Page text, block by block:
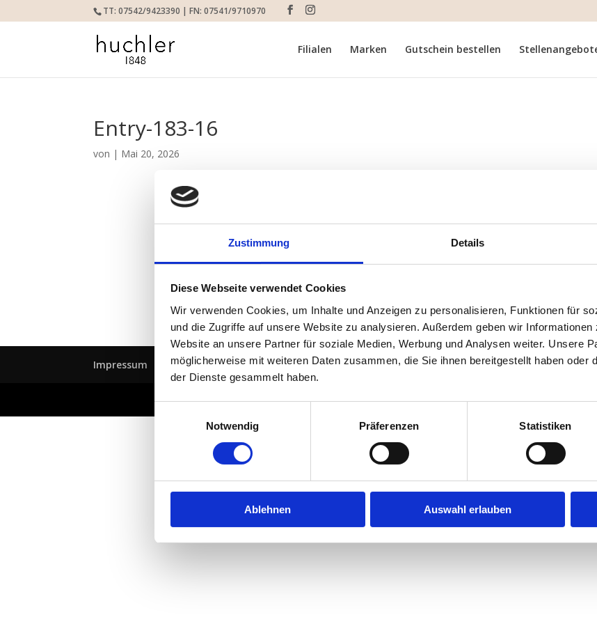
Zustimmung Details
Diese Webseite verwendet Cookies
Wir verwenden Cookies, um Inhalte und Anzeigen zu personalisieren, Funktionen für
und die Zugriffe auf unsere Website zu analysieren. Außerdem geben wir
Website an unsere Partner für soziale Medien, Werbung und Analysen weiter. Unsere
möglicherweise mit weiteren Daten zusammen, die Sie ihnen bereitgestellt haben oder
der Dienste gesammelt haben.
Notwendig
Präferenzen Statistiken
Ablehnen Auswahl erlauben
TT: 07542/9423390 | FN: 07541/9710970
Filialen Marken Gutschein bestellen
Entry-183-16
von | Mai 20, 2026
Impressum Datenschutzerklärung AGB Zahlungs- und Versandarten Widerrufsbelehrung